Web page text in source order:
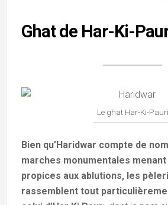
Ghat de Har-Ki-
Le ghat Har-Ki-Pauri
Bien qu’Haridwar compte de
marches monumentales
propices aux ablutions, les
rassemblent tout